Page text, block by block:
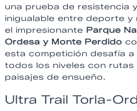
una prueba de resistencia
inigualable entre deporte y
el impresionante Parque
Ordesa y Monte Perdido
esta competición desafía
todos los niveles con rutas
paisajes de ensueño.
Ultra Trail Torla-